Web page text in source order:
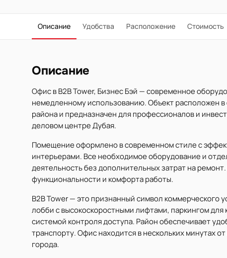
Описание Удобства Расположение Стоимость
Описание
Офис в B2B Tower, Бизнес Бэй — современное
немедленному использованию. Объект расположен
района и предназначен для профессионалов и
деловом центре Дубая.
Помещение оформлено в современном стиле с
интерьерами. Все необходимое оборудование и
деятельность без дополнительных затрат на
функциональности и комфорта работы.
B2B Tower — это признанный символ коммерческого
лобби с высокоскоростными лифтами, паркингом
системой контроля доступа. Район обеспечивает
транспорту. Офис находится в нескольких минутах
города.